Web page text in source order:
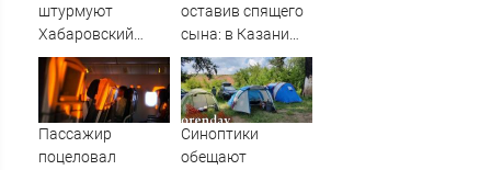
штурмуют
Хабаровский
край
оставив спящего
сына: в Казани
мать пойдет под
суд за гибель
малыша
07/08/2026 –
Новости
Пассажир
поцеловал
Синоптики
обещают